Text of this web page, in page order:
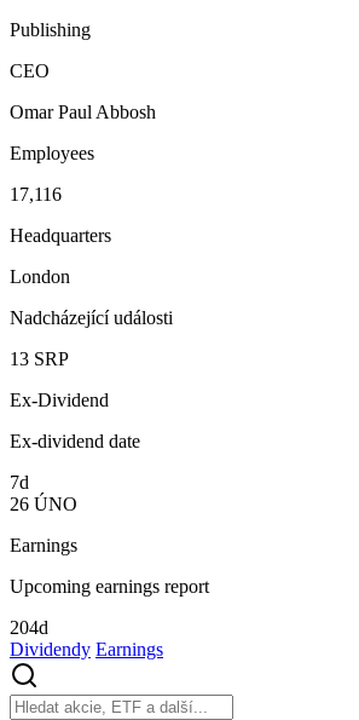
Publishing
CEO
Omar Paul Abbosh
Employees
17,116
Headquarters
London
Nadcházející události
13 SRP
Ex-Dividend
Ex-dividend date
7d
26 ÚNO
Earnings
Upcoming earnings report
204d
Dividendy Earnings